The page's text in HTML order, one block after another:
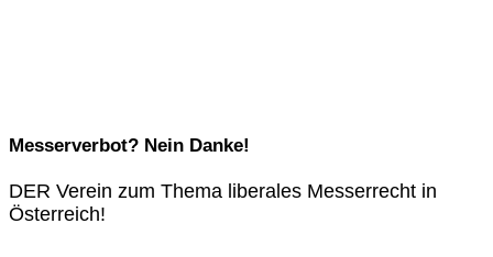
Messerverbot? Nein Danke!
DER Verein zum Thema liberales Messerrecht in
Österreich!